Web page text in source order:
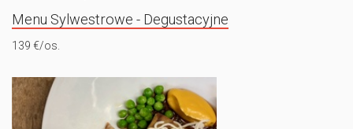
Menu Sylwestrowe - Degustacyjne
139 €/os.